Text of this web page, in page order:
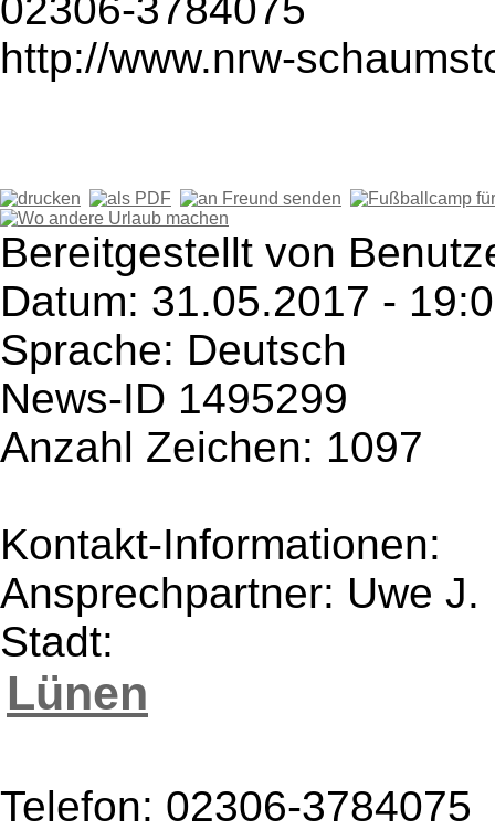
02306-3784075
http://www.nrw-
Bereitgestellt von
Datum: 31.05.2017 -
Sprache: Deutsch
News-ID 1495299
Anzahl Zeichen: 1097
Kontakt-Informationen:
Ansprechpartner: Uwe J.
Stadt:
Lünen
Telefon: 02306-3784075